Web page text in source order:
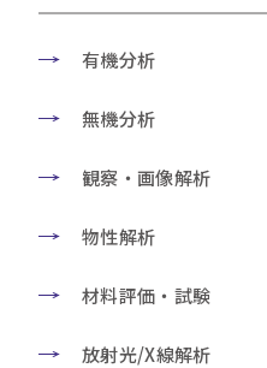
有機分析
無機分析
観察・画像解析
物性解析
材料評価・試験
放射光/X線解析